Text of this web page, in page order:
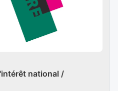
national /